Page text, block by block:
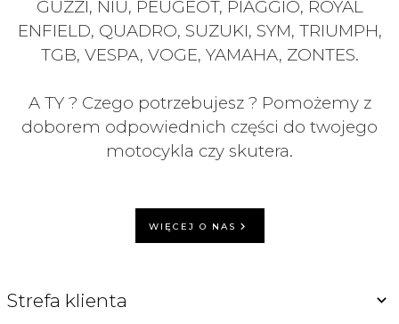
GUZZI, NIU, PEUGEOT, PIAGGIO, ROYAL
ENFIELD, QUADRO, SUZUKI, SYM, TRIUMPH,
TGB, VESPA, VOGE, YAMAHA, ZONTES.
A TY ? Czego potrzebujesz ? Pomożemy z
doborem odpowiednich części do twojego
motocykla czy skutera.
WIĘCEJ O NAS
Strefa klienta